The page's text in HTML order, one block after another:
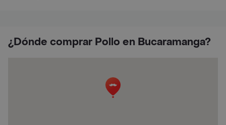
¿Dónde comprar Pollo en Bucaramanga?